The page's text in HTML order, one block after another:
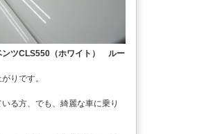
ンツCLS550（ホワイト） ルー
りです。
る方、でも、綺麗な車に乗り